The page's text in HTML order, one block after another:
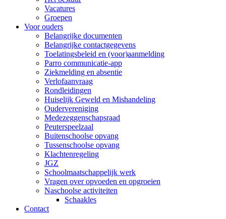
Vacatures
Groepen
Voor ouders
Belangrijke documenten
Belangrijke contactgegevens
Toelatingsbeleid en (voor)aanmelding
Parro communicatie-app
Ziekmelding en absentie
Verlofaanvraag
Rondleidingen
Huiselijk Geweld en Mishandeling
Oudervereniging
Medezeggenschapsraad
Peuterspeelzaal
Buitenschoolse opvang
Tussenschoolse opvang
Klachtenregeling
JGZ
Schoolmaatschappelijk werk
Vragen over opvoeden en opgroeien
Naschoolse activiteiten
Schaakles
Contact